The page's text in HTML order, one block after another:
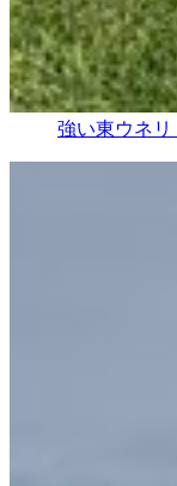
強い東ウネリ